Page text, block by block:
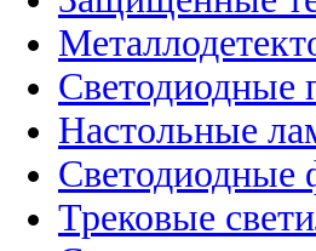
Светодиодные
Настольные
Светодиодные
Трековые